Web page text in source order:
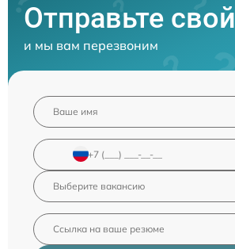
Отправьте
и мы вам перезвоним